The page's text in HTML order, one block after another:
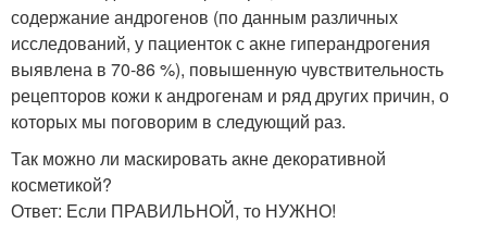
содержание андрогенов (по данным различных
исследований, у пациенток с акне гиперандрогения
выявлена в 70-86 %), повышенную чувствительность
рецепторов кожи к андрогенам и ряд других причин, о
которых мы поговорим в следующий раз.
Так можно ли маскировать акне декоративной
косметикой?
Ответ: Если ПРАВИЛЬНОЙ, то НУЖНО!